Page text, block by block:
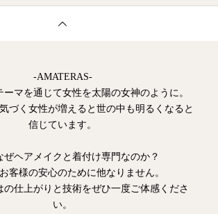
-AMATERAS-
ーマを通じて女性を太陽の女神のように。
づく女性が増えると世の中も明るくなると
信じています。
ぜヘアメイクと着付け専門なのか？
客様の安心のために他なりません。
の仕上がりと技術をぜひ一度ご体感くださ
い。